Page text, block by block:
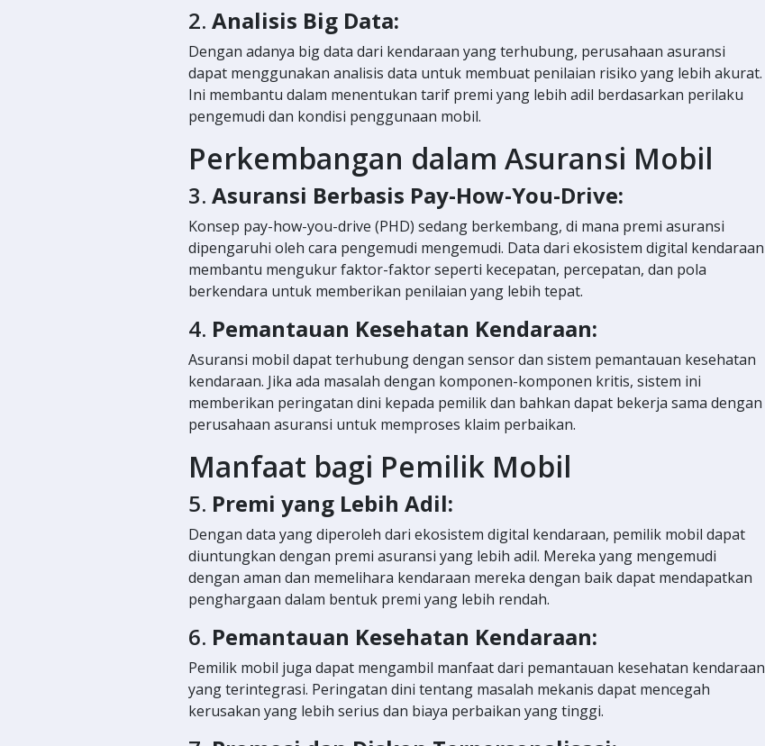
2. Analisis Big Data:
Dengan adanya big data dari kendaraan yang terhubung, perusahaan asuransi
dapat menggunakan analisis data untuk membuat penilaian risiko yang lebih akurat.
Ini membantu dalam menentukan tarif premi yang lebih adil berdasarkan perilaku
pengemudi dan kondisi penggunaan mobil.
Perkembangan dalam Asuransi Mobil
3. Asuransi Berbasis Pay-How-You-Drive:
Konsep pay-how-you-drive (PHD) sedang berkembang, di mana premi asuransi
dipengaruhi oleh cara pengemudi mengemudi. Data dari ekosistem digital kendaraan
membantu mengukur faktor-faktor seperti kecepatan, percepatan, dan pola
berkendara untuk memberikan penilaian yang lebih tepat.
4. Pemantauan Kesehatan Kendaraan:
Asuransi mobil dapat terhubung dengan sensor dan sistem pemantauan kesehatan
kendaraan. Jika ada masalah dengan komponen-komponen kritis, sistem ini
memberikan peringatan dini kepada pemilik dan bahkan dapat bekerja sama dengan
perusahaan asuransi untuk memproses klaim perbaikan.
Manfaat bagi Pemilik Mobil
5. Premi yang Lebih Adil:
Dengan data yang diperoleh dari ekosistem digital kendaraan, pemilik mobil dapat
diuntungkan dengan premi asuransi yang lebih adil. Mereka yang mengemudi
dengan aman dan memelihara kendaraan mereka dengan baik dapat mendapatkan
penghargaan dalam bentuk premi yang lebih rendah.
6. Pemantauan Kesehatan Kendaraan:
Pemilik mobil juga dapat mengambil manfaat dari pemantauan kesehatan kendaraan
yang terintegrasi. Peringatan dini tentang masalah mekanis dapat mencegah
kerusakan yang lebih serius dan biaya perbaikan yang tinggi.